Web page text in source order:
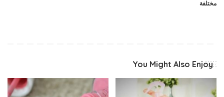
مختلفة
You Might Also Enjoy